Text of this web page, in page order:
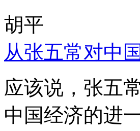
胡平
从张五常对中
应该说，张五
中国经济的进